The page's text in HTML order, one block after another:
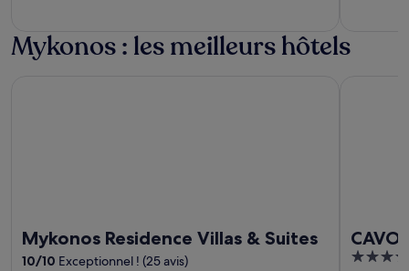
Mykonos : les meilleurs hôtels
Mykonos Residence Villas & Suites
10/10 Exceptionnel ! (25 avis)
CAVO
5